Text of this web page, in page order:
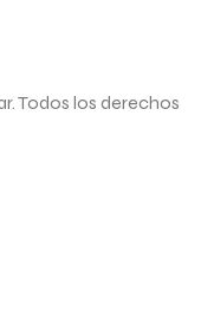
Todos los derechos